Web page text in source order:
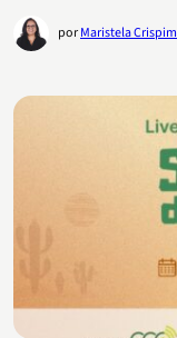
porMaristela Crispim